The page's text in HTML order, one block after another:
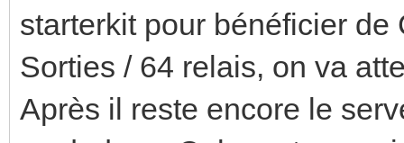
starterkit pour bénéficier
Sorties / 64 relais, on va
Après il reste encore le